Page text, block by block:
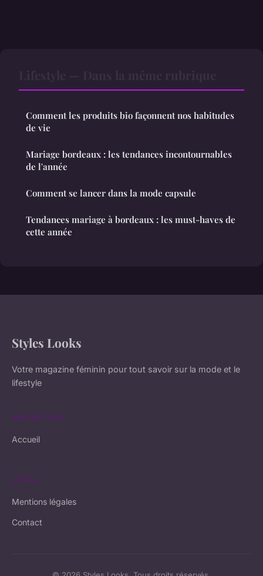
Comment les produits bio façonnent nos habitudes
de vie
Mariage bordeaux : les tendances incontournables
de l'année
Comment se lancer dans la mode capsule
Tendances mariage à bordeaux : les must-haves de
cette année
Styles Looks
Votre magazine féminin pour tout savoir sur la mode et le
lifestyle
NAVIGATION
Accueil
LÉGAL
Mentions légales
Contact